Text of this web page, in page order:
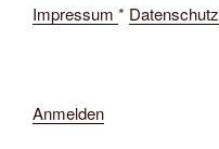
Impressum * Datenschutz
Anmelden